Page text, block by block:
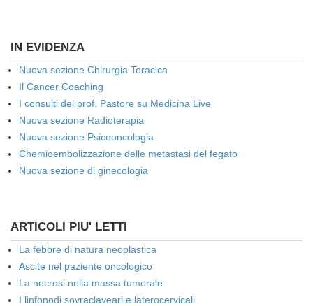
IN EVIDENZA
Nuova sezione Chirurgia Toracica
Il Cancer Coaching
I consulti del prof. Pastore su Medicina Live
Nuova sezione Radioterapia
Nuova sezione Psicooncologia
Chemioembolizzazione delle metastasi del fegato
Nuova sezione di ginecologia
ARTICOLI PIU' LETTI
La febbre di natura neoplastica
Ascite nel paziente oncologico
La necrosi nella massa tumorale
I linfonodi sovraclaveari e laterocervicali